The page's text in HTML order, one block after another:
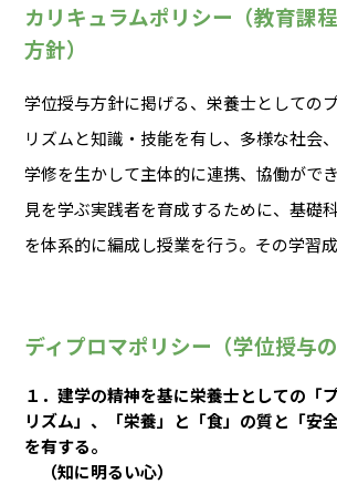
カリキュラムポリシー（教育課
方針）
学位授与方針に掲げる、栄養士としての
リズムと知識・技能を有し、多様な社会
学修を生かして主体的に連携、協働がで
見を学ぶ実践者を育成するために、基礎
を体系的に編成し授業を行う。その学習
ディプロマポリシー（学位授与の
１．建学の精神を基に栄養士としての「
リズム」、「栄養」と「食」の質と「安
を有する。
（知に明るい心）